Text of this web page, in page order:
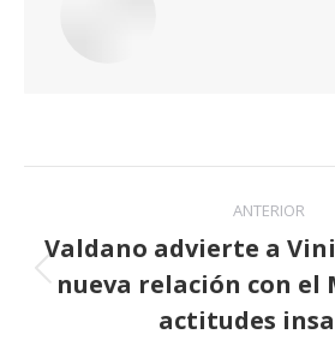
Navegación
entre
publicaciones
ANTERIOR
anterior:
Valdano advierte a
nueva relación con el
actitudes